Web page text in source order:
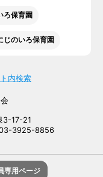
ろ保育園
じのいろ保育園
17-21
3925-8856
専用ページ